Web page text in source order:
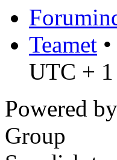
Teamet •
UTC +
Powered by
Group